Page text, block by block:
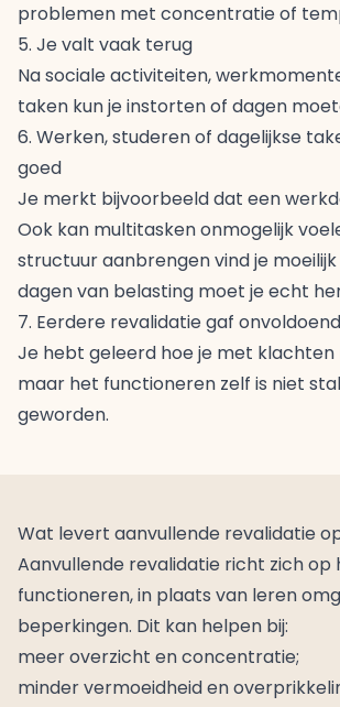
problemen met concentratie of
5. Je valt vaak terug
Na sociale activiteiten,
taken kun je instorten of dagen
6. Werken, studeren of dagelijkse
goed
Je merkt bijvoorbeeld dat een
Ook kan multitasken onmogelijk
structuur aanbrengen vind je
dagen van belasting moet je echt
7. Eerdere revalidatie gaf
Je hebt geleerd hoe je met
maar het functioneren zelf is niet
geworden.
Wat levert aanvullende revalidatie
Aanvullende revalidatie richt zich op
functioneren, in plaats van leren
beperkingen. Dit kan helpen bij:
meer overzicht en concentratie;
minder vermoeidheid en